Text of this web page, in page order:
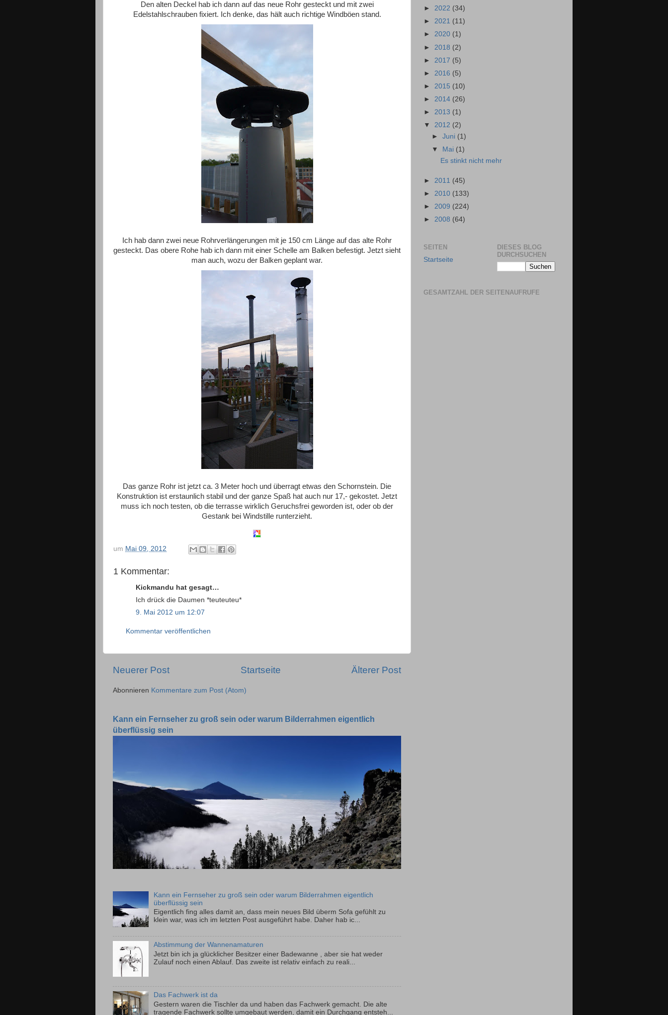
Den alten Deckel hab ich dann auf das neue Rohr gesteckt und mit zwei
Edelstahlschrauben fixiert. Ich denke, das hält auch richtige Windböen stand.
Ich hab dann zwei neue Rohrverlängerungen mit je 150 cm Länge auf das alte Rohr
gesteckt. Das obere Rohe hab ich dann mit einer Schelle am Balken befestigt. Jetzt sieht
man auch, wozu der Balken geplant war.
Das ganze Rohr ist jetzt ca. 3 Meter hoch und überragt etwas den Schornstein. Die
Konstruktion ist erstaunlich stabil und der ganze Spaß hat auch nur 17,- gekostet. Jetzt
muss ich noch testen, ob die terrasse wirklich Geruchsfrei geworden ist, oder ob der
Gestank bei Windstille runterzieht.
um Mai 09, 2012
1 Kommentar:
Kickmandu hat gesagt…
Ich drück die Daumen *teuteuteu*
9. Mai 2012 um 12:07
Kommentar veröffentlichen
Neuerer Post Älterer Post
Startseite
Abonnieren Kommentare zum Post (Atom)
Kann ein Fernseher zu groß sein oder warum Bilderrahmen eigentlich
überflüssig sein
Kann ein Fernseher zu groß sein oder warum Bilderrahmen eigentlich
überflüssig sein
Eigentlich fing alles damit an, dass mein neues Bild überm Sofa gefühlt zu
klein war, was ich im letzten Post ausgeführt habe. Daher hab ic...
Abstimmung der Wannenamaturen
Jetzt bin ich ja glücklicher Besitzer einer Badewanne , aber sie hat weder
Zulauf noch einen Ablauf. Das zweite ist relativ einfach zu reali...
Das Fachwerk ist da
Gestern waren die Tischler da und haben das Fachwerk gemacht. Die alte
tragende Fachwerk sollte umgebaut werden, damit ein Durchgang entsteh...
► 2022 (34)
► 2021 (11)
► 2020 (1)
► 2018 (2)
► 2017 (5)
► 2016 (5)
► 2015 (10)
► 2014 (26)
► 2013 (1)
▼ 2012 (2)
►Juni (1)
▼
Mai (1)
Es stinkt nicht mehr
► 2011 (45)
► 2010 (133)
► 2009 (224)
► 2008 (64)
SEITEN
Startseite
DIESES BLOG
DURCHSUCHEN
GESAMTZAHL DER SEITENAUFRUFE